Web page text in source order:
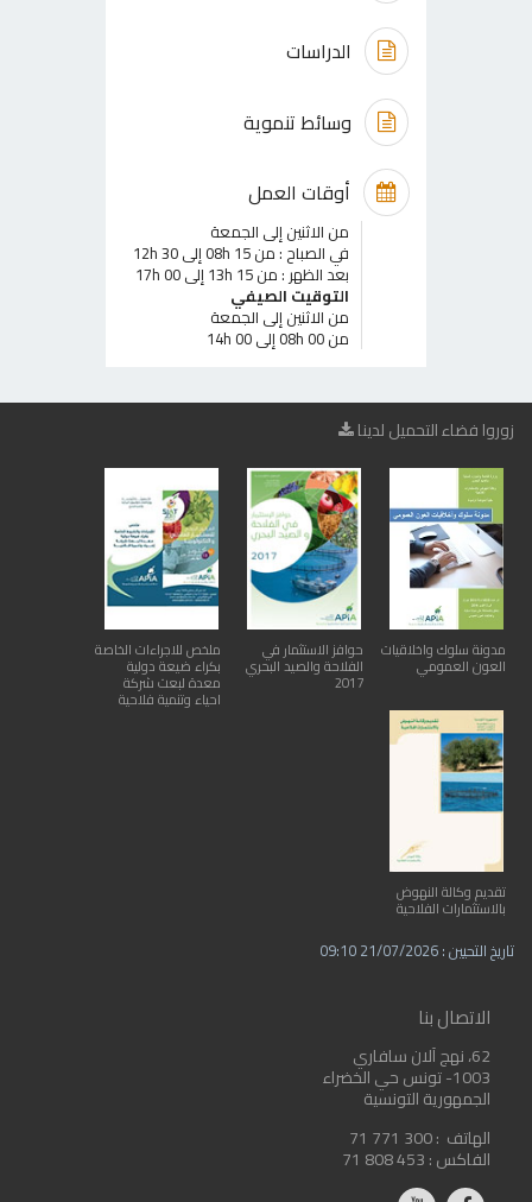
الدراسات
وسائط تنموية
أوقات العمل
من الاثنين إلى الجمعة
في الصباح : من 08h 15 إلى 12h 30
بعد الظهر : من 13h 15 إلى 17h 00
التوقيت الصيفي
من الاثنين إلى الجمعة
من 08h 00 إلى 14h 00
زوروا فضاء التحميل لدينا
مدونة سلوك واخلاقيات
العون العمومي
حوافز الاستثمار في
الفلاحة والصيد البحري
2017
ملخص للاجراءات الخاصة
بكراء ضيعة دولية
معدة لبعث شركة
احياء وتنمية فلاحية
تقديم وكالة النهوض
بالاستثمارات الفلاحية
تاريخ التحيين : 21/07/2026 09:10
الاتصال بنا
62، نهج آلان سافاري
1003- تونس حي الخضراء
الجمهورية التونسية
الهاتف :71 771 300
الفاكس :71 808 453